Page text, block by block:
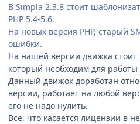
В Simpla 2.3.8 стоит
PHP 5.4-5.6.
На новых версия PHP, старый
ошибки.
На нашей версии движка стоит
который необходим для
Данный движок доработан
версии, работает на любой
его не надо нулить.
Все, что касается лицензии в